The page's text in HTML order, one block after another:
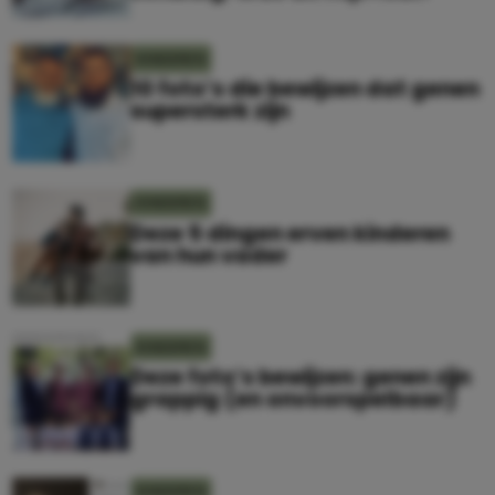
10 foto’s die bewijzen dat genen
supersterk zijn
Deze 5 dingen erven kinderen
van hun vader
Deze foto’s bewijzen: genen zijn
grappig (en onvoorspelbaar)